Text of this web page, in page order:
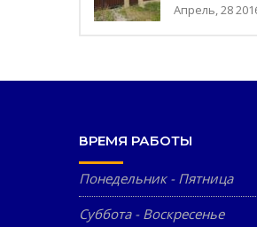
Апрель, 28
ВРЕМЯ РАБОТЫ
Понедельник - Пятница
Суббота - Воскресенье